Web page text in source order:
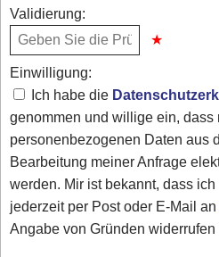
Validierung:
Einwilligung:
Ich habe die
genommen und willige ein, dass
personenbezogenen Daten aus
Bearbeitung meiner Anfrage
werden. Mir ist bekannt, dass
jederzeit per Post oder E-Mail an
Angabe von Gründen widerrufen